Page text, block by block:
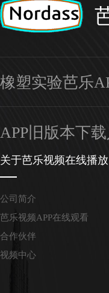
橡塑实验芭乐
APP旧版本下载
关于芭乐视频在线播放
公司简介
芭乐视频APP在线观看
合作伙伴
视频中心